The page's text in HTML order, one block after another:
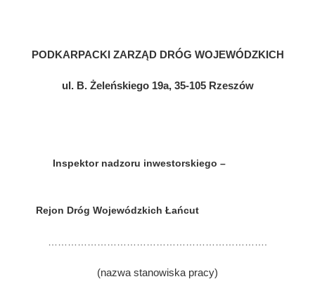
PODKARPACKI ZARZĄD DRÓG WOJEWÓDZKICH
ul. B. Żeleńskiego 19a, 35-105 Rzeszów
Inspektor nadzoru inwestorskiego –
Rejon Dróg Wojewódzkich Łańcut
………………………………………………………….
(nazwa stanowiska pracy)